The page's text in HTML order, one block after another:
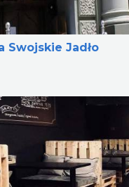
Swojskie Jadło